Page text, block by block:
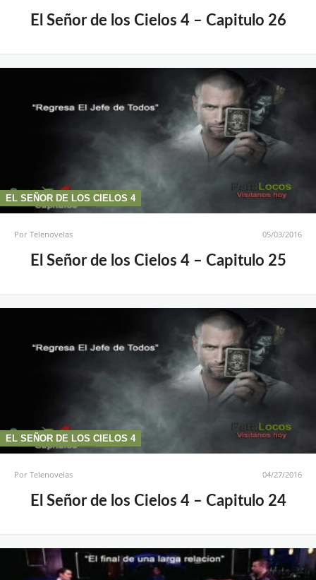
El Señor de los Cielos 4 – Capitulo 26
EL SEÑOR DE LOS CIELOS 4
PorTelenovelas 05/03/2016
El Señor de los Cielos 4 – Capitulo 25
EL SEÑOR DE LOS CIELOS 4
PorTelenovelas 04/27/2016
El Señor de los Cielos 4 – Capitulo 24